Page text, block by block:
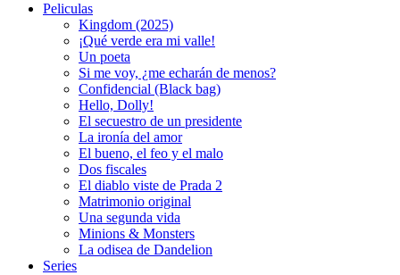
Peliculas
Kingdom (2025)
¡Qué verde era mi valle!
Un poeta
Si me voy, ¿me echarán de menos?
Confidencial (Black bag)
Hello, Dolly!
El secuestro de un presidente
La ironía del amor
El bueno, el feo y el malo
Dos fiscales
El diablo viste de Prada 2
Matrimonio original
Una segunda vida
Minions & Monsters
La odisea de Dandelion
Series